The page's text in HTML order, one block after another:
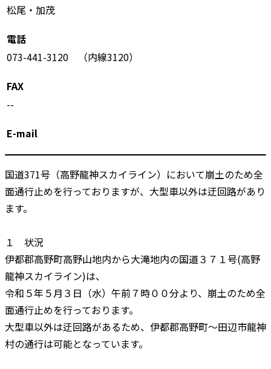
松尾・加茂
電話
073-441-3120 （内線3120）
FAX
--
E-mail
国道371号（高野龍神スカイライン）において崩土のため全
面通行止めを行っておりますが、大型車以外は迂回路があり
ます。
１ 状況
伊都郡高野町高野山地内から大滝地内の国道３７１号(高野
龍神スカイライン)は、
令和５年５月３日（水）午前７時００分より、崩土のため全
面通行止めを行っております。
大型車以外は迂回路があるため、伊都郡高野町～田辺市龍神
村の通行は可能となっています。